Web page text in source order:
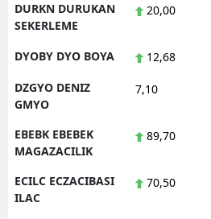
DURKN DURUKAN
SEKERLEME
20,00
DYOBY DYO BOYA 12,68
DZGYO DENIZ
GMYO
7,10
EBEBK EBEBEK
MAGAZACILIK
89,70
ECILC ECZACIBASI
ILAC
70,50